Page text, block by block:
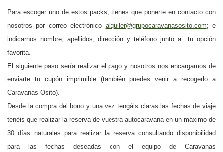
Para escoger uno de estos packs, tienes que ponerte en contacto con
nosotros por correo electrónico alquiler@grupocaravanasosito.com; e
indicarnos nombre, apellidos, dirección y teléfono junto a tu opción
favorita.
El siguiente paso sería realizar el pago y nosotros nos encargamos de
enviarte tu cupón imprimible (también puedes venir a recogerlo a
Caravanas Osito).
Desde la compra del bono y una vez tengáis claras las fechas de viaje
tenéis que realizar la reserva de vuestra autocaravana en un máximo de
30 días naturales para realizar la reserva consultando disponibilidad
para las fechas deseadas con el equipo de Caravanas